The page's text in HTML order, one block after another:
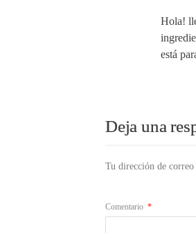
Hola!
está
Deja una
Tu dirección de correo
Comentario *